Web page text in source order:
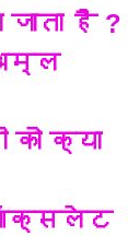
है ?
को क्या